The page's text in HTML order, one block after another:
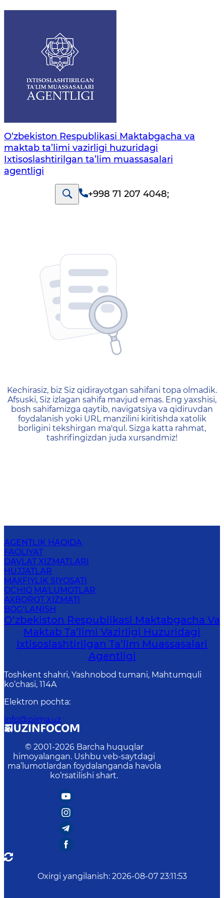
O‘zbekiston Respublikasi Maktabgacha va
maktab ta’limi vazirligi huzuridagi
Ixtisoslashtirilgan ta’lim muassasalari
agentligi
+998 71 207 4048;
404 — Страница не
Kechirasiz, biz Siz qidirayotgan sahifani topa olmadik.
Afsuski, Siz izlagan sahifa mavjud emas. Eng yaxshisi,
bosh sahifamizga qaytib, navigatsiya va qidiruvdan
foydalanish yoki URL manzilini kiritishda xatolik
borligini tekshirgan ma'qul. Sizga katta rahmat,
tashrifingizdan juda xursandmiz!
AGENTLIK HAQIDA
FAOLIYAT
DAVLAT XIZMATLARI
HUJJATLAR
MAXFIYLIK SIYOSATI
OCHIQ MA'LUMOTLAR
AXBOROT XIZMATI
BOG‘LANISH
O‘zbekiston Respublikasi Maktabgacha Va
Maktab Ta’limi Vazirligi Huzuridagi
Ixtisoslashtirilgan Ta’lim Muassasalari
Agentligi
Toshkent shahri, Yashnobod tumani, Mahtumquli
ko‘chasi, 114A
Elektron pochta:
info@piima.uz
© 2001-2026 Barcha huquqlar
himoyalangan. Ushbu veb-saytdagi
ma’lumotlardan foydalanganda havola
ko‘rsatilishi shart.
Oxirgi yangilanish: 2026-08-07 23:11:53